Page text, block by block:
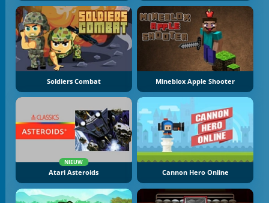
Soldiers Combat Mineblox Apple Shooter
NIEUW
Atari Asteroids Cannon Hero Online